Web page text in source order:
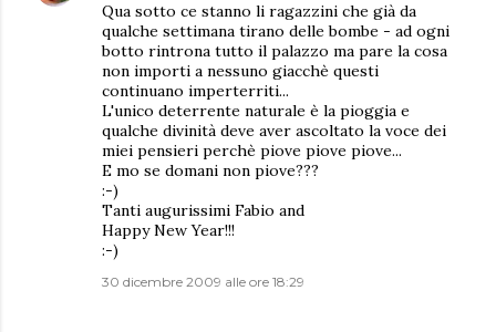
Qua sotto ce stanno li ragazzini che già da
qualche settimana tirano delle bombe - ad ogni
botto rintrona tutto il palazzo ma pare la cosa
non importi a nessuno giacchè questi
continuano imperterriti...
L'unico deterrente naturale è la pioggia e
qualche divinità deve aver ascoltato la voce dei
miei pensieri perchè piove piove piove...
E mo se domani non piove???
:-)
Tanti augurissimi Fabio and
Happy New Year!!!
:-)
30 dicembre 2009 alle ore 18:29